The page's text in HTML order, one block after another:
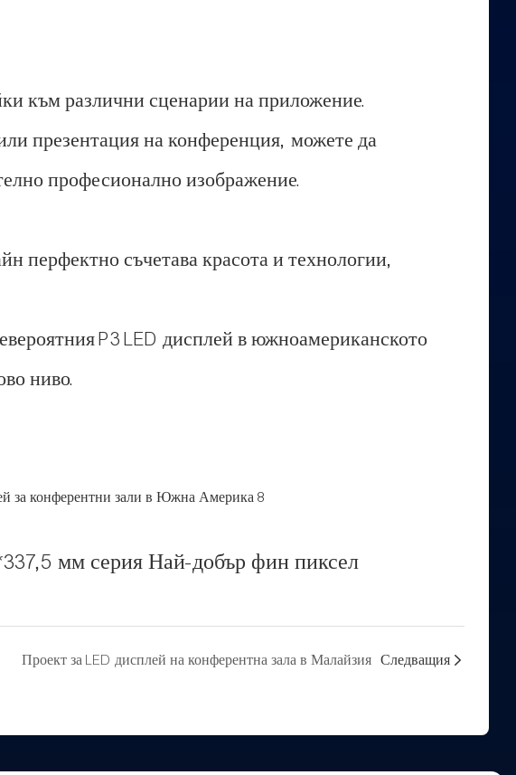
към различни сценарии на приложение.
презентация на конференция, можете да
професионално изображение.
перфектно съчетава красота и технологии,
P3 LED дисплей в южноамериканското
ниво.
мм серия Най-добър фин пиксел
Проект за LED дисплей на конферентна зала в Малайзия Следващия